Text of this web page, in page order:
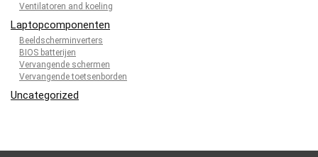
Ventilatoren and koeling
Laptopcomponenten
Beeldscherminverters
BIOS batterijen
Vervangende schermen
Vervangende toetsenborden
Uncategorized